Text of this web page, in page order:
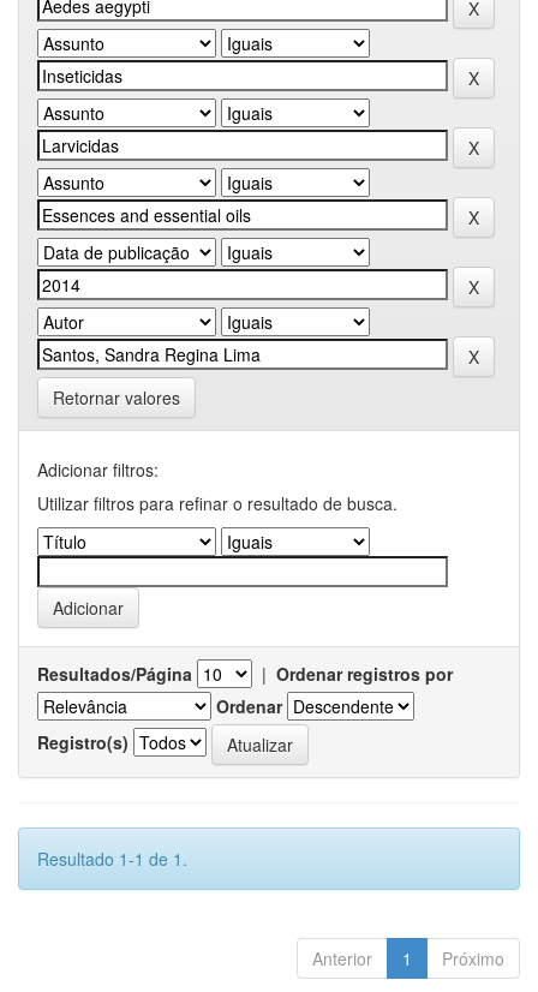
Retornar valores
Adicionar filtros:
Utilizar filtros para refinar o resultado de busca.
Resultados/Página | Ordenar registros por
Ordenar
Registro(s)
Resultado 1-1 de 1.
Anterior 1 Próximo